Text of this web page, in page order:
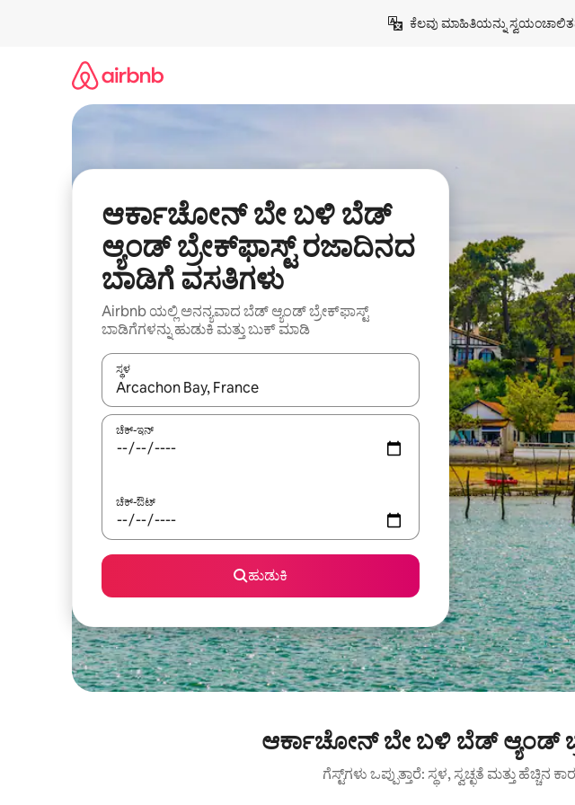
ಕೆಲವು ಮಾಹಿತಿಯನ್ನು
ಆರ್ಕಾಚೋನ್ ಬೇ ಬಳಿ ಬೆಡ್
ಆ್ಯಂಡ್ ಬ್ರೇಕ್‌ಫಾಸ್ಟ್‌ ರಜಾದಿನದ
ಬಾಡಿಗೆ ವಸತಿಗಳು
Airbnb ಯಲ್ಲಿ ಅನನ್ಯವಾದ ಬೆಡ್ ಆ್ಯಂಡ್ ಬ್ರೇಕ್‌ಫಾಸ್ಟ್
ಬಾಡಿಗೆಗಳನ್ನು ಹುಡುಕಿ ಮತ್ತು ಬುಕ್ ಮಾಡಿ
ಸ್ಥಳ
ಫಲಿತಾಂಶಗಳು ಲಭ್ಯವಿರುವಾಗ, ಅಪ್ ಮತ್ತು ಡೌನ್ ಬಾಣದ ಕೀಲಿಗಳೊಂದಿಗೆ ನ್ಯಾವಿಗೇಟ್ ಮಾಡಿ ಅಥವಾ
ಚೆಕ್-ಇನ್
ಚೆಕ್-ಔಟ್
ಹುಡುಕಿ
ಆರ್ಕಾಚೋನ್ ಬೇ ಬಳಿ ಬೆಡ್ ಆ್ಯಂಡ್
ಗೆಸ್ಟ್‌ಗಳು ಒಪ್ಪುತ್ತಾರೆ: ಸ್ಥಳ, ಸ್ವಚ್ಛತೆ ಮತ್ತು ಹೆಚ್ಚಿನ